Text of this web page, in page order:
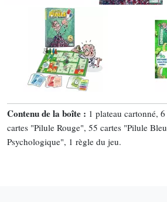
Contenu de la boîte : 1 plateau cartonné,
cartes "Pilule Rouge", 55 cartes "Pilule
Psychologique", 1 règle du jeu.